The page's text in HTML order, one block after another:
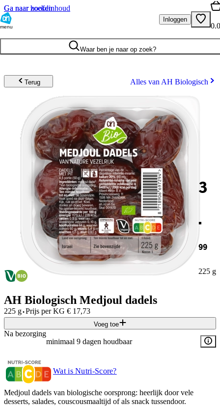
Ga naar hoofdinhoud
Ga naar zoeken
menu
Inloggen
Waar ben je naar op zoek?
Terug Alles van AH Biologisch
3
.
99
225 g
AH Biologisch Medjoul dadels
225 g·Prijs per KG € 17,73
Voeg toe
Na bezorging
minimaal 9 dagen houdbaar
Wat is Nutri-Score?
Medjoul dadels van biologische oorsprong: heerlijk door vele
desserts, salades, couscousmaaltijd of als snack tussendoor.